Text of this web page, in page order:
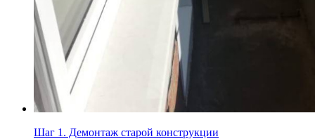
Шаг 1. Демонтаж старой конструкции